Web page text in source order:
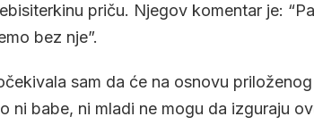
priču. Njegov komentar je:
bez nje”.
sam da će na osnovu
ni babe, ni mladi ne mogu da izguraju